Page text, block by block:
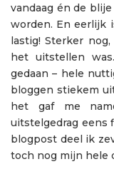
vandaag én de
worden. En eerlijk
lastig! Sterker
het uitstellen
gedaan – hele
bloggen stiekem
het gaf me
uitstelgedrag eens
blogpost deel ik
toch nog mijn hele